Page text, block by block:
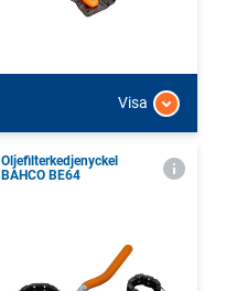
Visa
Oljefilterkedjenyckel
BAHCO BE64